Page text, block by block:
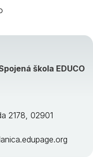
škola EDUCO
2178, 02901